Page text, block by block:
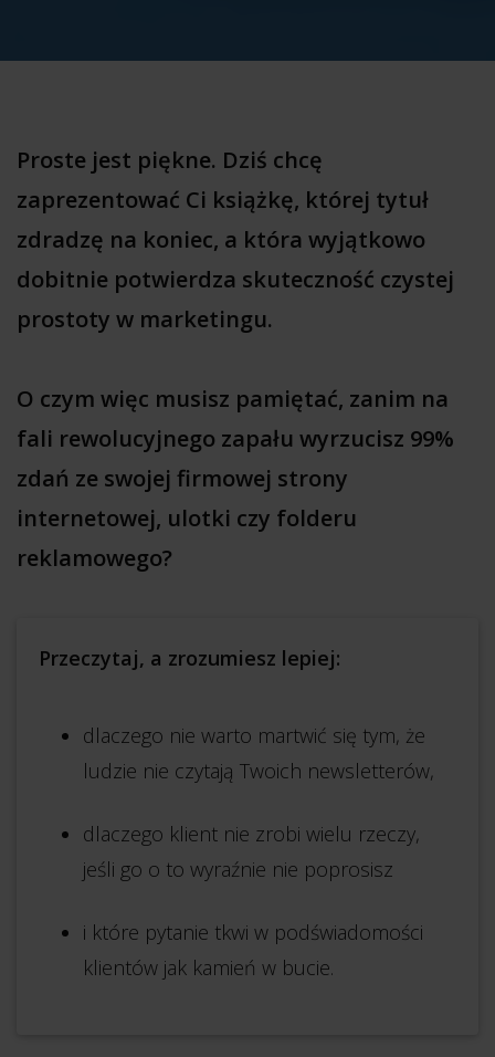
Proste jest piękne. Dziś chcę
zaprezentować Ci książkę, której tytuł
zdradzę na koniec, a która wyjątkowo
dobitnie potwierdza skuteczność czystej
prostoty w marketingu.
O czym więc musisz pamiętać, zanim na
fali rewolucyjnego zapału wyrzucisz 99%
zdań ze swojej firmowej strony
internetowej, ulotki czy folderu
reklamowego?
Przeczytaj, a zrozumiesz lepiej:
dlaczego nie warto martwić się tym, że
ludzie nie czytają Twoich newsletterów,
dlaczego klient nie zrobi wielu rzeczy,
jeśli go o to wyraźnie nie poprosisz
i które pytanie tkwi w podświadomości
klientów jak kamień w bucie.